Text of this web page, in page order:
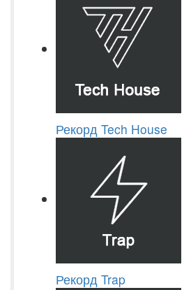
Рекорд Tech House
Рекорд Trap